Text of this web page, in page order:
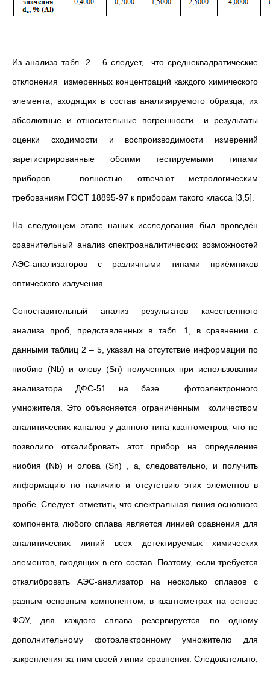
Из анализа табл. 2 – 6 следует, что среднеквадратические
отклонения измеренных концентраций каждого химического
элемента, входящих в состав анализируемого образца, их
абсолютные и относительные погрешности и результаты
оценки сходимости и воспроизводимости измерений
зарегистрированные обоими тестируемыми типами
приборов полностью отвечают метрологическим
требованиям ГОСТ 18895-97 к приборам такого класса [3,5].
На следующем этапе наших исследования был проведён
сравнительный анализ спектроаналитических возможностей
АЭС-анализаторов с различными типами приёмников
оптического излучения.
Сопоставительный анализ результатов качественного
анализа проб, представленных в табл. 1, в сравнении с
данными таблиц 2 – 5, указал на отсутствие информации по
ниобию (Nb) и олову (Sn) полученных при использовании
анализатора ДФС-51 на базе фотоэлектронного
умножителя. Это объясняется ограниченным количеством
аналитических каналов у данного типа квантометров, что не
позволило откалибровать этот прибор на определение
ниобия (Nb) и олова (Sn) , а, следовательно, и получить
информацию по наличию и отсутствию этих элементов в
пробе. Следует отметить, что спектральная линия основного
компонента любого сплава является линией сравнения для
аналитических линий всех детектируемых химических
элементов, входящих в его состав. Поэтому, если требуется
откалибровать АЭС-анализатор на несколько сплавов с
разным основным компонентом, в квантометрах на основе
ФЭУ, для каждого сплава резервируется по одному
дополнительному фотоэлектронному умножителю для
закрепления за ним своей линии сравнения. Следовательно,